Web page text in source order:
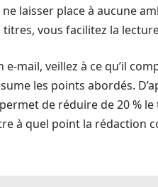
laisser place à aucune
vous facilitez la
e-mail, veillez à ce qu’il
les points abordés.
de réduire de 20 %
à quel point la rédaction